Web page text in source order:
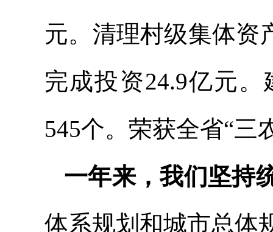
元。清理村级集体资
完成投资24.9亿元
545个。荣获全省“三
一年来，我们坚持
体系规划和城市总体